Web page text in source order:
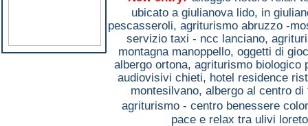
ubicato a giulianova lido, in
pescasseroli, agriturismo abruzzo -
servizio taxi - ncc lanciano,
montagna manoppello, oggetti di
albergo ortona, agriturismo biologico
audiovisivi chieti, hotel residence
montesilvano, albergo al centro
agriturismo - centro benessere
pace e relax tra ulivi